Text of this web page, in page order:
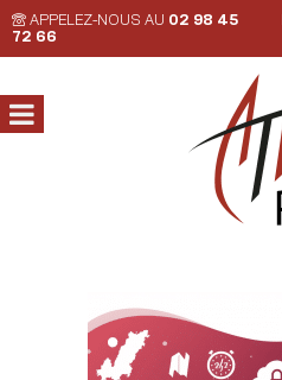
APPELEZ-NOUS AU 02 98 45
72 66